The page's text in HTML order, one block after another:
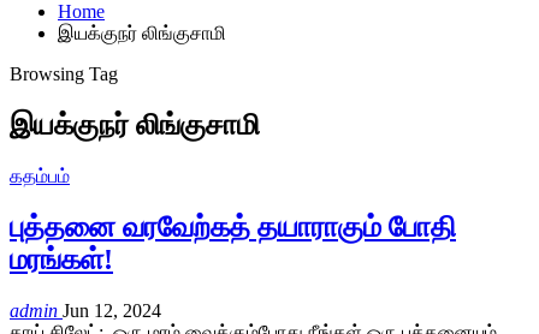
Home
இயக்குநர் லிங்குசாமி
Browsing Tag
இயக்குநர் லிங்குசாமி
கதம்பம்
புத்தனை வரவேற்கத் தயாராகும் போதி
மரங்கள்!
admin Jun 12, 2024